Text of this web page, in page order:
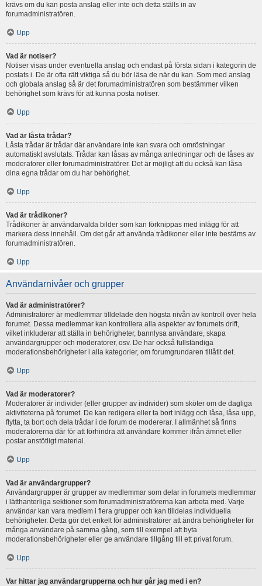
krävs om du kan posta anslag eller inte och detta ställs in av
forumadministratören.
Upp
Vad är notiser?
Notiser visas under eventuella anslag och endast på första sidan i kategorin de
postats i. De är ofta rätt viktiga så du bör läsa de när du kan. Som med anslag
och globala anslag så är det forumadministratören som bestämmer vilken
behörighet som krävs för att kunna posta notiser.
Upp
Vad är låsta trådar?
Låsta trådar är trådar där användare inte kan svara och omröstningar
automatiskt avslutats. Trådar kan låsas av många anledningar och de låses av
moderatorer eller forumadministratörer. Det är möjligt att du också kan låsa
dina egna trådar om du har behörighet.
Upp
Vad är trådikoner?
Trådikoner är användarvalda bilder som kan förknippas med inlägg för att
markera dess innehåll. Om det går att använda trådikoner eller inte bestäms av
forumadministratören.
Upp
Användarnivåer och grupper
Vad är administratörer?
Administratörer är medlemmar tilldelade den högsta nivån av kontroll över hela
forumet. Dessa medlemmar kan kontrollera alla aspekter av forumets drift,
vilket inkluderar att ställa in behörigheter, bannlysa användare, skapa
användargrupper och moderatorer, osv. De har också fullständiga
moderationsbehörigheter i alla kategorier, om forumgrundaren tillåtit det.
Upp
Vad är moderatorer?
Moderatorer är individer (eller grupper av individer) som sköter om de dagliga
aktiviteterna på forumet. De kan redigera eller ta bort inlägg och låsa, låsa upp,
flytta, ta bort och dela trådar i de forum de modererar. I allmänhet så finns
moderatorerna där för att förhindra att användare kommer ifrån ämnet eller
postar anstötligt material.
Upp
Vad är användargrupper?
Användargrupper är grupper av medlemmar som delar in forumets medlemmar
i lätthanterliga sektioner som forumadministratörerna kan arbeta med. Varje
användar kan vara medlem i flera grupper och kan tilldelas individuella
behörigheter. Detta gör det enkelt för administratörer att ändra behörigheter för
många användare på samma gång, som till exempel att byta
moderationsbehörigheter eller ge användare tillgång till ett privat forum.
Upp
Var hittar jag användargrupperna och hur går jag med i en?